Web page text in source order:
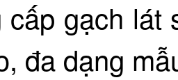
cấp gạch
đa dạng